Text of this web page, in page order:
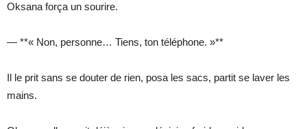
Oksana força un sourire.
— **« Non, personne… Tiens, ton téléphone. »**
Il le prit sans se douter de rien, posa les sacs, partit se laver les
mains.